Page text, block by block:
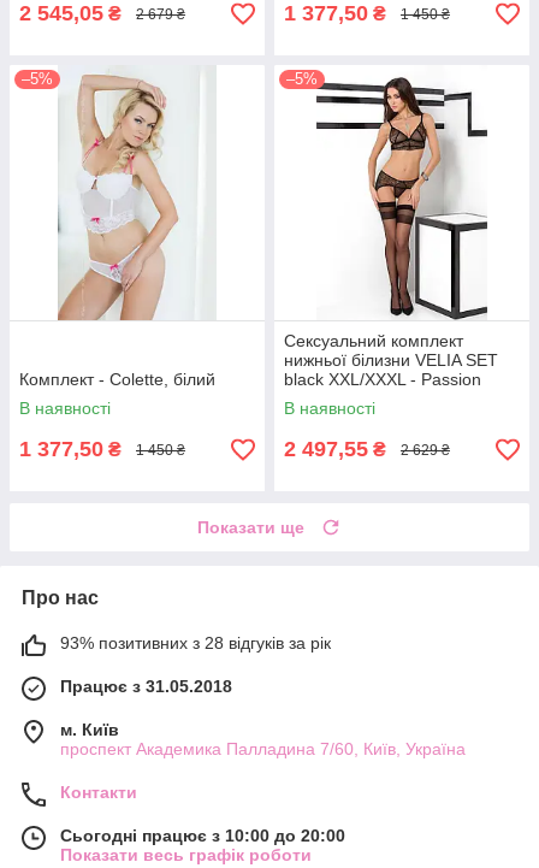
2 545,05 ₴ 2 679 ₴ 1 377,50 ₴ 1 450 ₴
–5%
Комплект - Colette, білий
В наявності
1 377,50 ₴ 1 450 ₴
–5%
Сексуальний комплект
нижньої білизни VELIA SET
black XXL/XXXL - Passion
Exclusive
В наявності
2 497,55 ₴ 2 629 ₴
Показати ще
Про нас
93% позитивних з 28 відгуків за рік
Працює з 31.05.2018
м. Київ
проспект Академика Палладина 7/60, Київ, Україна
Контакти
Сьогодні працює з 10:00 до 20:00
Показати весь графік роботи